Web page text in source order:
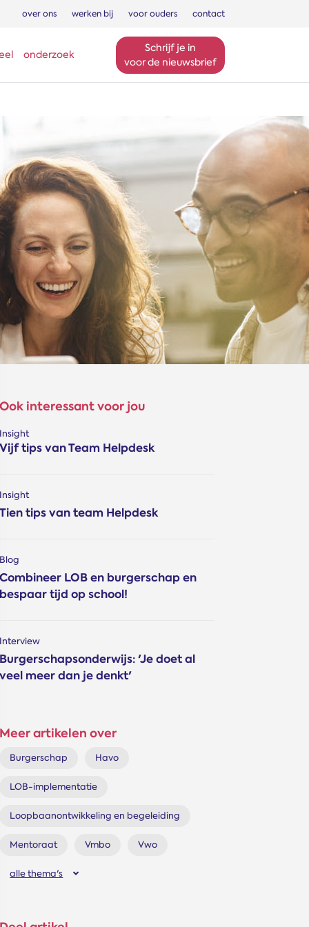
over ons werken bij voor ouders contact
onderzoek
Schrijf je in
voor de nieuwsbrief
Ook interessant voor jou
Insight
Vijf tips van Team Helpdesk
Insight
Tien tips van team Helpdesk
Blog
Combineer LOB en burgerschap en
bespaar tijd op school!
Interview
Burgerschapsonderwijs: 'Je doet al
veel meer dan je denkt'
Meer artikelen over
Burgerschap Havo
LOB-implementatie
Loopbaanontwikkeling en begeleiding
Mentoraat Vmbo Vwo
alle thema's